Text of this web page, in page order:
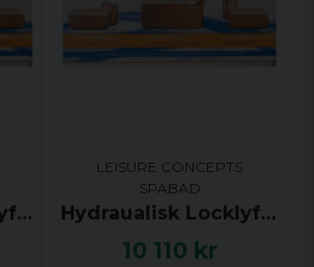
Hydraualisk Locklyftare från Leisure Concept - CoverMate III - Passar till JACUZZI® J-425/J-460
LEISURE CONCEPTS
SPABAD
Hydraualisk Locklyftare från Leisure Concept - CoverMate III - Passar till JACUZZI® J-465
10 110 kr